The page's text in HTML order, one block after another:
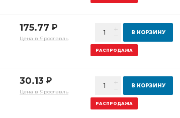
РАСПРОДАЖА
Цена в Ярославль
175.77 Р
В КОРЗИНУ
РАСПРОДАЖА
Цена в Ярославль
30.13 Р
В КОРЗИНУ